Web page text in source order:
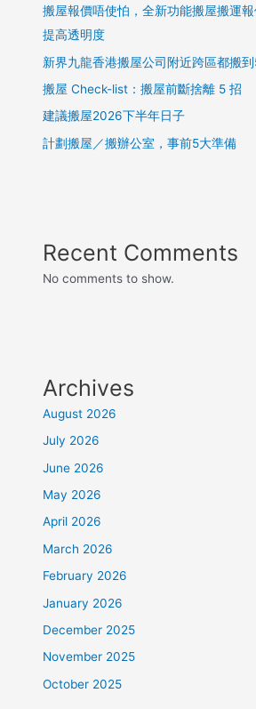
搬屋報價唔使怕，全新功能搬屋搬運
提高透明度
新界九龍香港搬屋公司附近跨區都搬
搬屋 Check-list：搬屋前斷捨離 5 招
建議搬屋2026下半年日子
計劃搬屋／搬辦公室，事前5大準備
Recent Comments
No comments to show.
Archives
August 2026
July 2026
June 2026
May 2026
April 2026
March 2026
February 2026
January 2026
December 2025
November 2025
October 2025